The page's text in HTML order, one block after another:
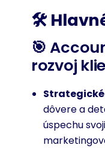
🛠
🎯
rozvoj
dôvere a
úspechu